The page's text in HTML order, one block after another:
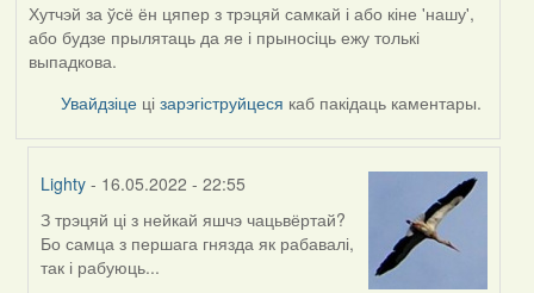
Хутчэй за ўсё ён цяпер з трэцяй самкай і або кіне 'нашу',
або будзе прылятаць да яе і прыносіць ежу толькі
выпадкова.
Увайдзіце цізарэгіструйцеся каб пакідаць каментары.
Lighty - 16.05.2022 - 22:55
In
reply
to
З трэцяй ці з нейкай яшчэ чацьвёртай?
Бо самца з першага гнязда як рабавалі,
так і рабуюць...